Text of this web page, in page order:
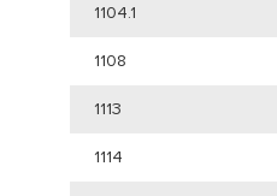
1104.1
1108
1113
1114